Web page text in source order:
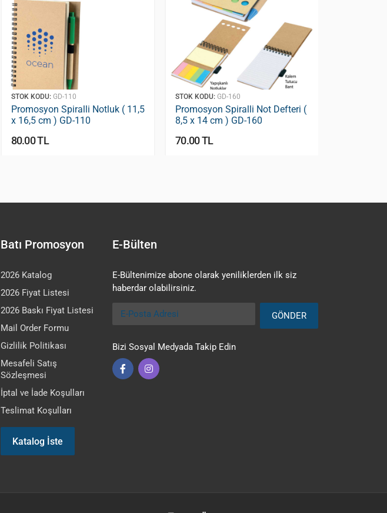
STOK KODU:GD-110
Promosyon Spiralli Notluk ( 11,5
x 16,5 cm ) GD-110
80.00 TL
STOK KODU:GD-160
Promosyon Spiralli Not Defteri (
8,5 x 14 cm ) GD-160
70.00 TL
Batı Promosyon
2026 Katalog
2026 Fiyat Listesi
2026 Baskı Fiyat Listesi
Mail Order Formu
Gizlilik Politikası
Mesafeli Satış
Sözleşmesi
İptal ve İade Koşulları
Teslimat Koşulları
Katalog İste
E-Bülten
E-Bültenimize abone olarak yeniliklerden ilk siz
haberdar olabilirsiniz.
E-Posta Adresi
GÖNDER
Bizi Sosyal Medyada Takip Edin